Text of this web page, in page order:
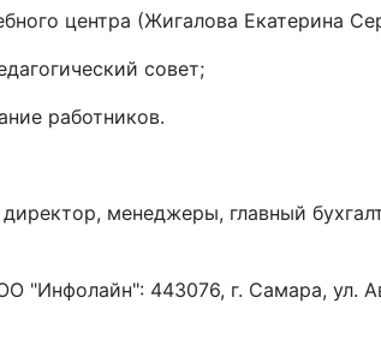
центра (Жигалова Екатерина
совет;
работников.
менеджеры, главный
"Инфолайн": 443076, г. Самара, ул.